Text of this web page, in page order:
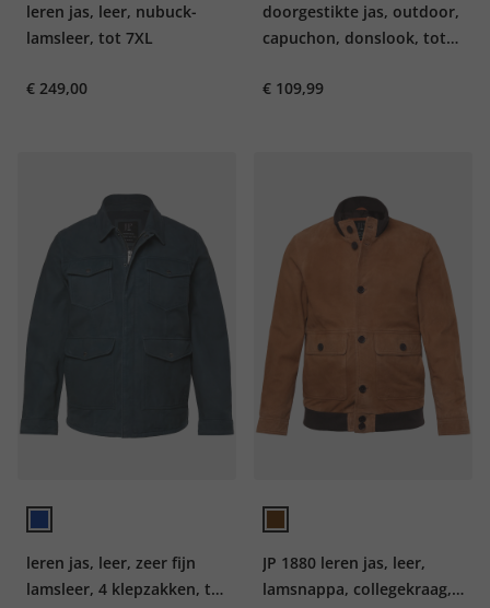
leren jas, leer, nubuck-
lamsleer, tot 7XL
€ 249,00
doorgestikte jas, outdoor,
capuchon, donslook, tot
€ 109,99
leren jas, leer, zeer fijn
lamsleer, 4 klepzakken, tot
JP 1880 leren jas, leer,
lamsnappa, collegekraag,